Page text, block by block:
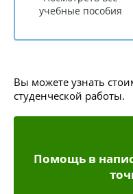
учебные пособия
Вы можете узнать
студенческой работы.
Помощь в